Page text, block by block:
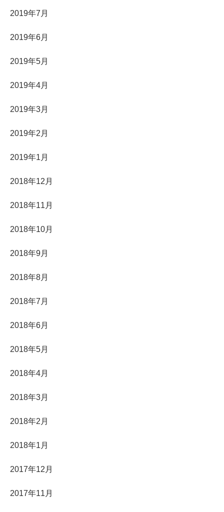
2019年7月
2019年6月
2019年5月
2019年4月
2019年3月
2019年2月
2019年1月
2018年12月
2018年11月
2018年10月
2018年9月
2018年8月
2018年7月
2018年6月
2018年5月
2018年4月
2018年3月
2018年2月
2018年1月
2017年12月
2017年11月